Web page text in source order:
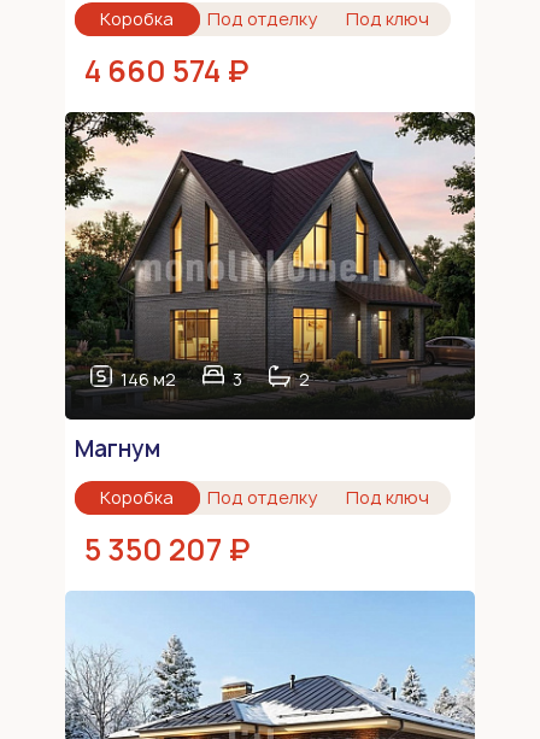
Коробка Под отделку Под ключ
4 660 574 ₽
146 м2 3 2
Магнум
Коробка Под отделку Под ключ
5 350 207 ₽